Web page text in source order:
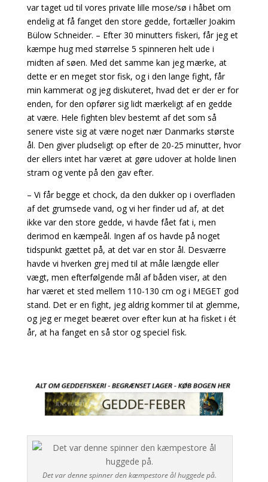
var taget ud til vores private lille mose/sø i håbet om
endelig at få fanget den store gedde, fortæller Joakim
Bülow Schneider. – Efter 30 minutters fiskeri, får jeg et
kæmpe hug med størrelse 5 spinneren helt ude i
midten af søen. Med det samme kan jeg mærke, at
dette er en meget stor fisk, og i den lange fight, får
min kammerat og jeg diskuteret, hvad det er der er for
enden, for den opfører sig lidt mærkeligt af en gedde
at være. Hele fighten blev bestemt af det som så
senere viste sig at være noget nær Danmarks største
ål. Den giver pludseligt op efter de 20-25 minutter, hvor
der ellers intet har været at gøre udover at holde linen
stram og vente på den gav efter.
– Vi får begge et chock, da den dukker op i overfladen
af det grumsede vand, og vi her finder ud af, at det
ikke var den store gedde, vi havde fået fat i, men
derimod en kæmpeål. Ingen af os havde på noget
tidspunkt gættet på, at det var en stor ål. Desværre
havde vi hverken grej med til at måle længde eller
vægt, men efterfølgende mål af båden viser, at den
har været et sted mellem 110-130 cm og i MEGET god
stand. Det er en fight, jeg aldrig kommer til at glemme,
og jeg er meget beæret over efter kun at ha fisket i ét
år, at ha fanget en så stor og speciel fisk.
Det var denne spinner den kæmpestore ål huggede på.